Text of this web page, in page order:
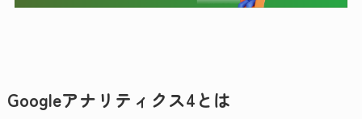
Googleアナリティクス4とは